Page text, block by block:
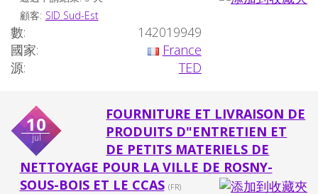
顧客: SID Sud-Est
數:
142019949
國家:
France
源:
TED
10
jul
FOURNITURE ET LIVRAISON DE
PRODUITS D"ENTRETIEN ET
DE PETITS MATERIELS DE
NETTOYAGE POUR LA VILLE DE ROSNY-
SOUS-BOIS ET LE CCAS (FR)